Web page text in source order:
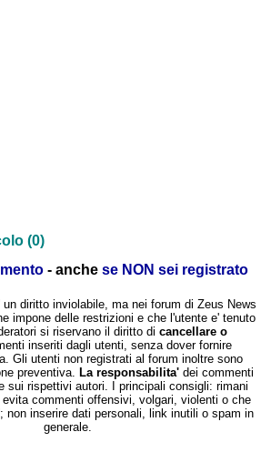
(0)
- anche se NON sei registrato
diritto inviolabile, ma nei forum di Zeus News
impone delle restrizioni e che l'utente e' tenuto
si riservano il diritto di cancellare o
inseriti dagli utenti, senza dover fornire
Gli utenti non registrati al forum inoltre sono
preventiva. La responsabilita' dei commenti
sui rispettivi autori. I principali consigli: rimani
commenti offensivi, volgari, violenti o che
non inserire dati personali, link inutili o spam in
generale.